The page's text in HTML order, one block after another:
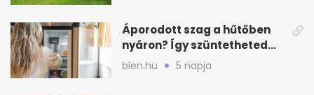
Áporodott szag a hűtőben
nyáron? Így szüntetheted
meg olcsón
bien.hu 5 napja